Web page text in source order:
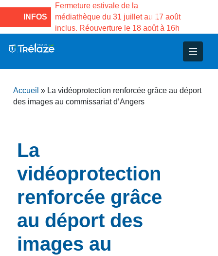
INFOS
des Fermeture estivale de la
médiathèque du 31 juillet au 17 août
inclus. Réouverture le 18 août à 16h
Services publics
3 au 21 août
et d’animations
Projets
– Jumelage
Accueil » La vidéoprotection renforcée grâce au déport
des images au commissariat d’Angers
La
vidéoprotection
renforcée grâce
au déport des
images au